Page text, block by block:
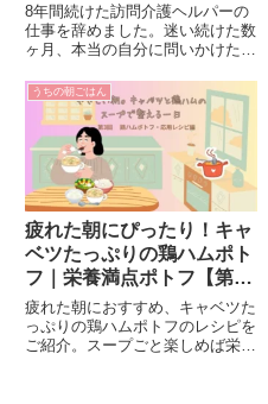
8年間続けた訪問介護ヘルパーの
仕事を辞めました。迷い続けた数
ヶ月、本当の自分に問いかけた時
断。退職の日の心の揺れと、春の
小さな前進を綴ります。
うちの朝ごはん
疲れた朝にぴったり！キャ
ベツたっぷりの鶏ハムポト
フ｜栄養満点ポトフ【第３
回】
疲れた朝におすすめ、キャベツた
っぷりの鶏ハムポトフのレシピを
ご紹介。スープごと楽しめば栄養